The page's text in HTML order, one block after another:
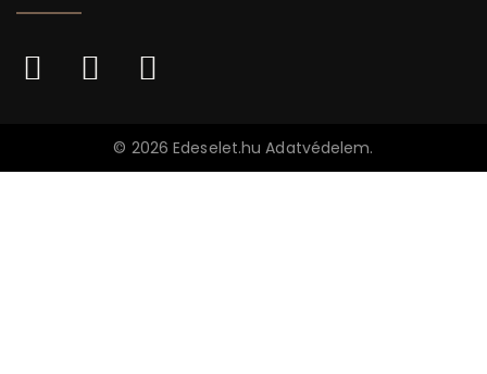
© 2026 Edeselet.huAdatvédelem.